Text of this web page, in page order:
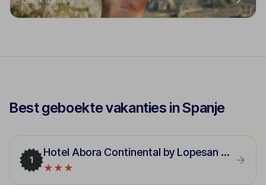
Best geboekte vakanties in Spanje
1
Hotel Abora Continental by Lopesan Hotels
★★★